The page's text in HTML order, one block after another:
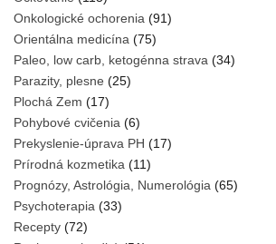
Onkologické ochorenia (91)
Orientálna medicína (75)
Paleo, low carb, ketogénna strava (34)
Parazity, plesne (25)
Plochá Zem (17)
Pohybové cvičenia (6)
Prekyslenie-úprava PH (17)
Prírodná kozmetika (11)
Prognózy, Astrológia, Numerológia (65)
Psychoterapia (33)
Recepty (72)